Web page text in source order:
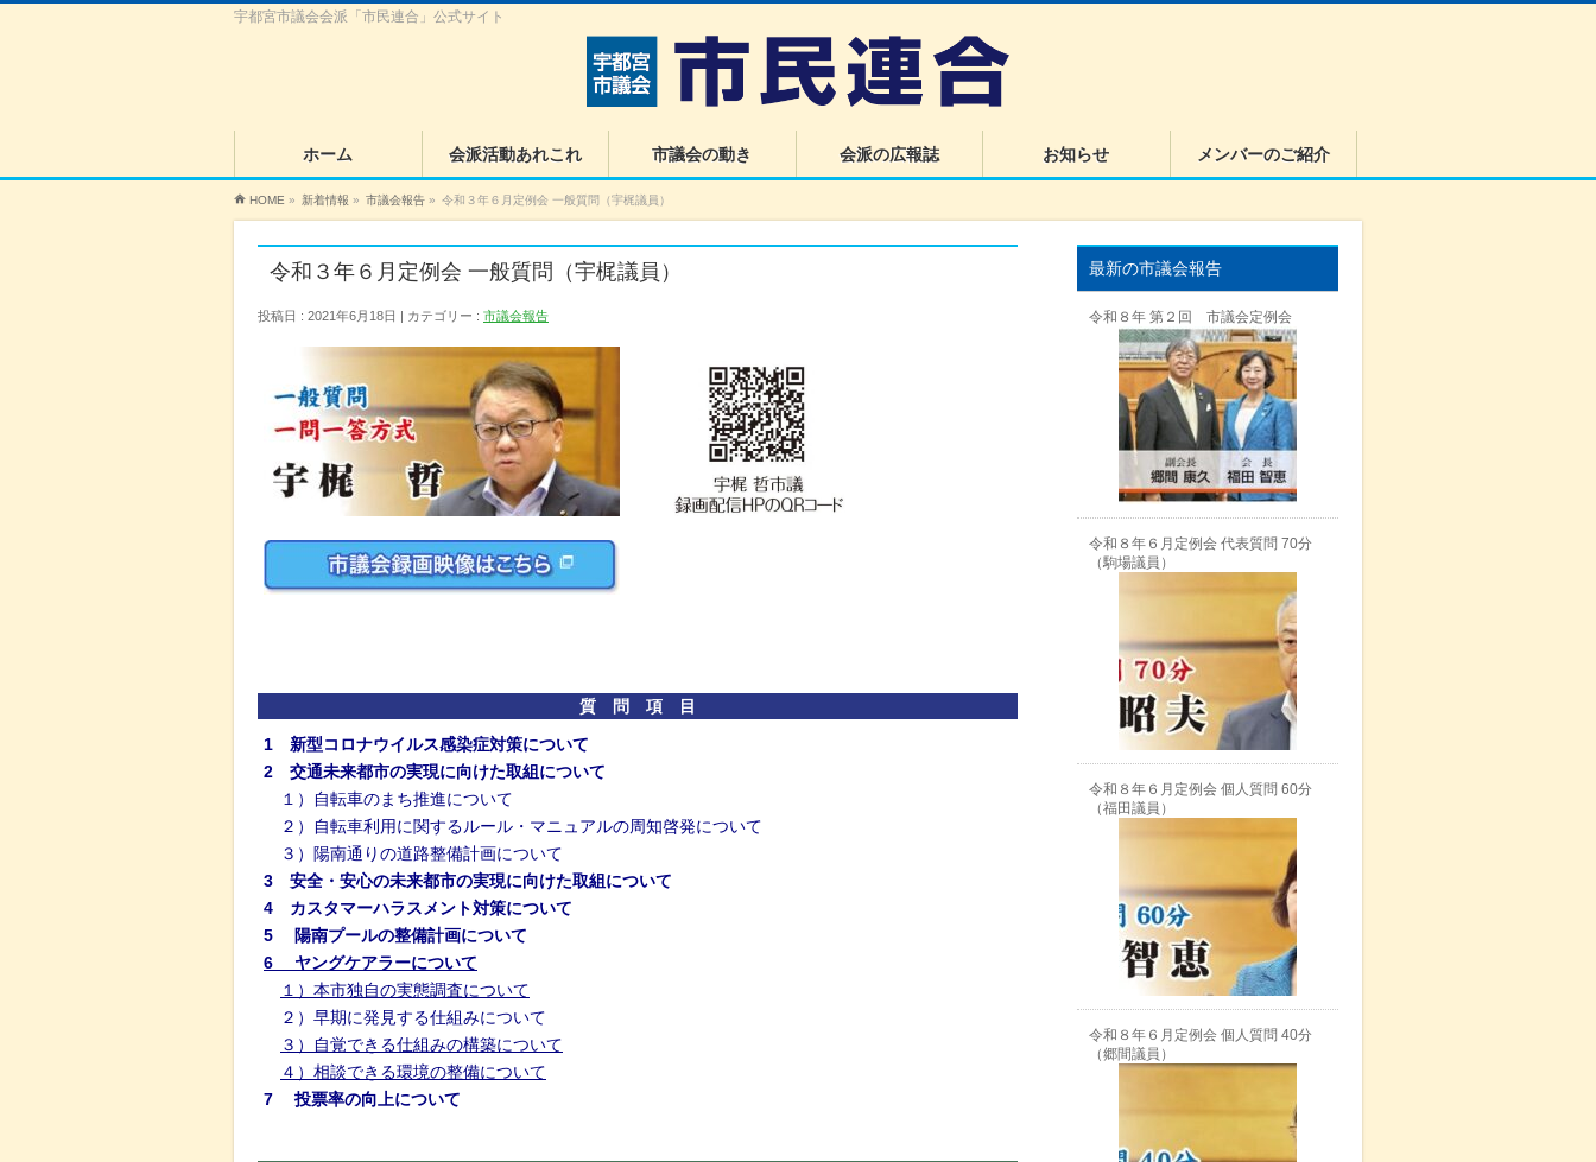
宇都宮市議会会派「市民連合」公式サイト
ホーム 会派活動あれこれ 市議会の動き 会派の広報誌 お知らせ メンバーのご紹介
HOME » 新着情報 » 市議会報告 » 令和３年６月定例会 一般質問（宇梶議員）
令和３年６月定例会 一般質問（宇梶議員）
投稿日 : 2021年6月18日 カテゴリー : 市議会報告
質 問 項 目
1 新型コロナウイルス感染症対策について
2 交通未来都市の実現に向けた取組について
１）自転車のまち推進について
２）自転車利用に関するルール・マニュアルの周知啓発について
３）陽南通りの道路整備計画について
3 安全・安心の未来都市の実現に向けた取組について
4 カスタマーハラスメント対策について
5 陽南プールの整備計画について
6 ヤングケアラーについて
１）本市独自の実態調査について
２）早期に発見する仕組みについて
３）自覚できる仕組みの構築について
４）相談できる環境の整備について
7 投票率の向上について
最新の市議会報告
令和８年 第２回 市議会定例会
令和８年６月定例会 代表質問 70分
（駒場議員）
令和８年６月定例会 個人質問 60分
（福田議員）
令和８年６月定例会 個人質問 40分
（郷間議員）